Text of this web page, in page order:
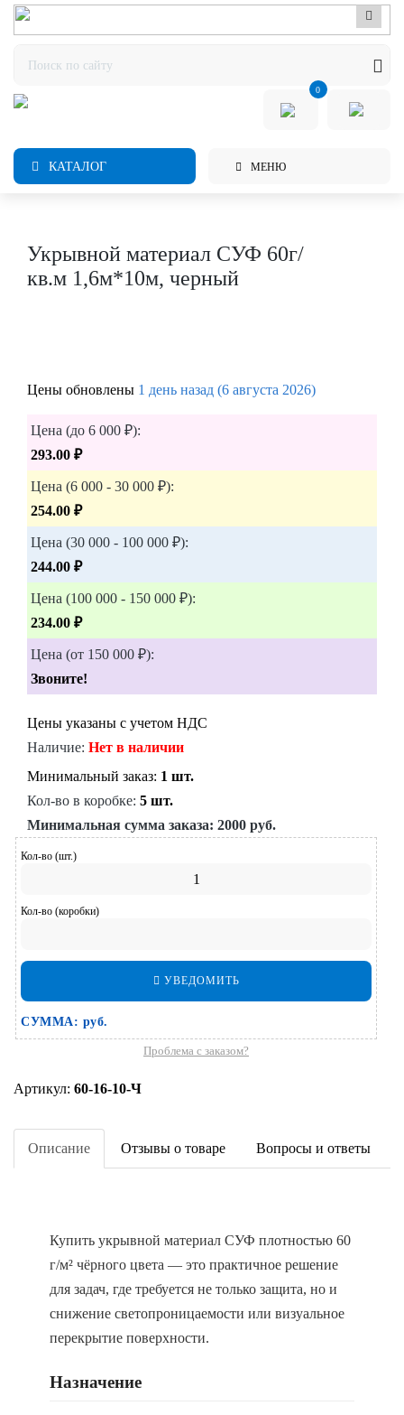
0
КАТАЛОГ МЕНЮ
Укрывной материал СУФ 60г/
кв.м 1,6м*10м, черный
Цены обновлены 1 день назад (6 августа 2026)
Цена (до 6 000 ₽):
293.00 ₽
Цена (6 000 - 30 000 ₽):
254.00 ₽
Цена (30 000 - 100 000 ₽):
244.00 ₽
Цена (100 000 - 150 000 ₽):
234.00 ₽
Цена (от 150 000 ₽):
Звоните!
Цены указаны с учетом НДС
Наличие: Нет в наличии
Минимальный заказ: 1 шт.
Кол-во в коробке: 5 шт.
Минимальная сумма заказа: 2000 руб.
Кол-во (шт.)
Кол-во (коробки)
УВЕДОМИТЬ
СУММА: руб.
Проблема с заказом?
Артикул: 60-16-10-Ч
Описание Отзывы о товаре Вопросы и ответы
Купить укрывной материал СУФ плотностью 60
г/м² чёрного цвета — это практичное решение
для задач, где требуется не только защита, но и
снижение светопроницаемости или визуальное
перекрытие поверхности.
Назначение